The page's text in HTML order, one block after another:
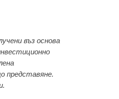
въз основа
представяне.